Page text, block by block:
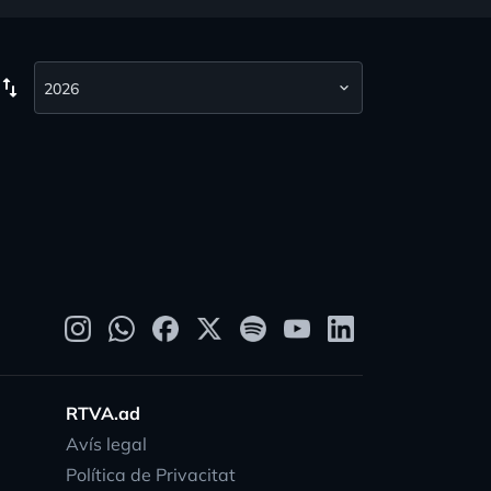
swap_vert
RTVA.ad
Avís legal
Política de Privacitat